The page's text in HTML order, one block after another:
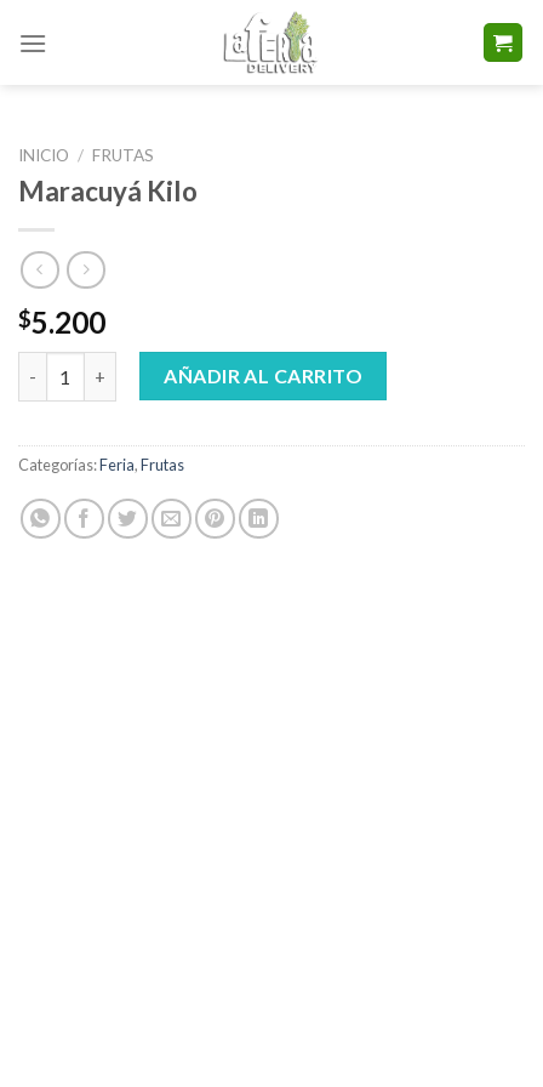
INICIO / FRUTAS
Maracuyá Kilo
$5.200
Maracuyá Kilo cantidadAÑADIR AL CARRITO
Categorías:Feria,Frutas